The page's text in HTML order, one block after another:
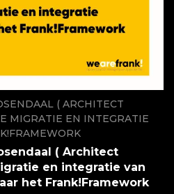
( ARCHITECT
MIGRATIE EN INTEGRATIE
( Architect
en integratie van
het Frank!Framework